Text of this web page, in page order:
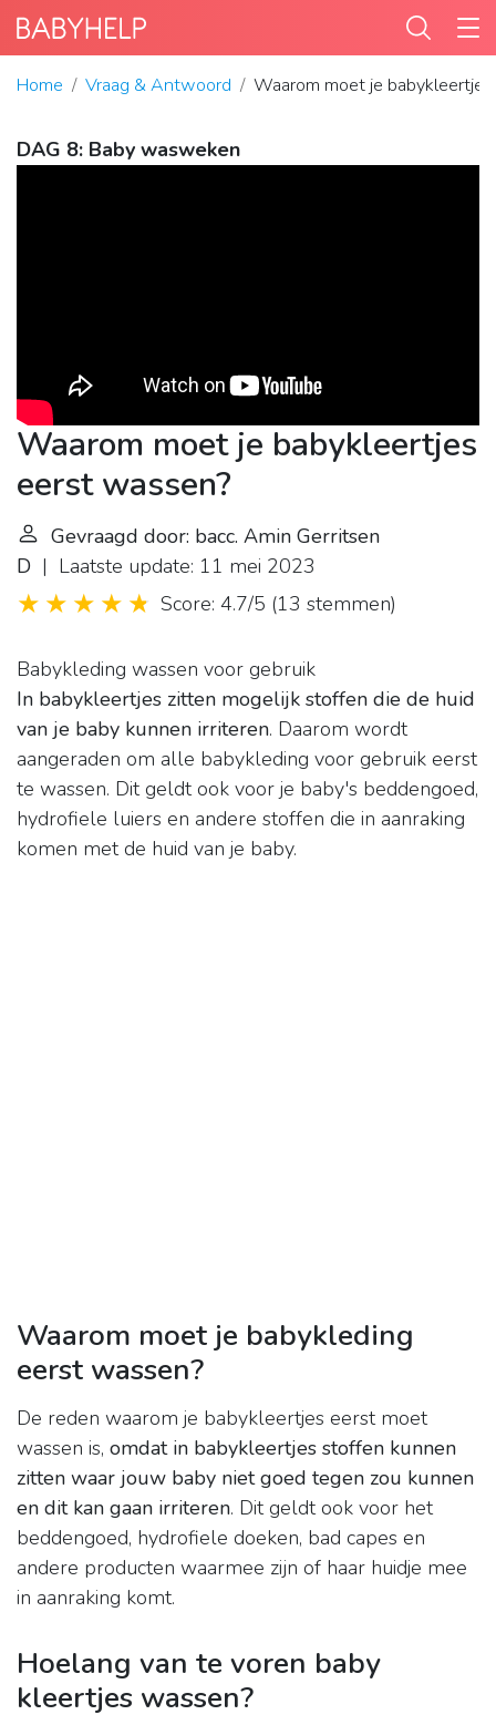
Home Vraag & Antwoord Waarom moet je
DAG 8: Baby wasweken
Waarom moet je babykleertjes
eerst wassen?
Gevraagd door: bacc. Amin Gerritsen
D | Laatste update: 11 mei 2023
Score: 4.7/5 (13 stemmen)
Babykleding wassen voor gebruik
In babykleertjes zitten mogelijk stoffen die de huid
van je baby kunnen irriteren. Daarom wordt
aangeraden om alle babykleding voor gebruik eerst
te wassen. Dit geldt ook voor je baby's beddengoed,
hydrofiele luiers en andere stoffen die in aanraking
komen met de huid van je baby.
Waarom moet je babykleding
eerst wassen?
De reden waarom je babykleertjes eerst moet
wassen is, omdat in babykleertjes stoffen kunnen
zitten waar jouw baby niet goed tegen zou kunnen
en dit kan gaan irriteren. Dit geldt ook voor het
beddengoed, hydrofiele doeken, bad capes en
andere producten waarmee zijn of haar huidje mee
in aanraking komt.
Hoelang van te voren baby
kleertjes wassen?